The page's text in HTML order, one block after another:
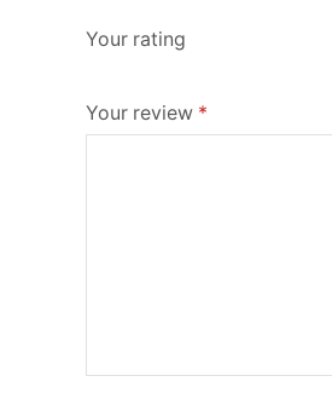
Your rating
Your review *